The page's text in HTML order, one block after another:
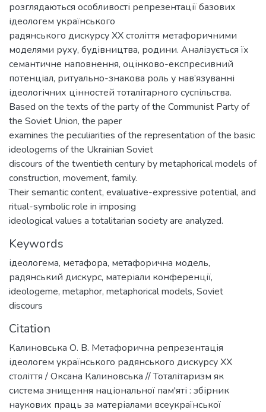
розглядаються особливості репрезентації базових
ідеологем українського
радянського дискурсу ХХ століття метафоричними
моделями руху, будівництва, родини. Аналізується їх
семантичне наповнення, оцінково-експресивний
потенціал, ритуально-знакова роль у нав’язуванні
ідеологічних цінностей тоталітарного суспільства.
Based on the texts of the party of the Communist Party of
the Soviet Union, the paper
examines the peculiarities of the representation of the basic
ideologems of the Ukrainian Soviet
discours of the twentieth century by metaphorical models of
construction, movement, family.
Their semantic content, evaluative-expressive potential, and
ritual-symbolic role in imposing
ideological values a totalitarian society are analyzed.
Keywords
ідеологема, метафора, метафорична модель,
радянський дискурс, матеріали конференції,
ideologeme, metaphor, metaphorical models, Soviet
discours
Citation
Калиновська О. В. Метафорична репрезентація
ідеологем українського радянського дискурсу ХХ
століття / Оксана Калиновська // Тоталітаризм як
система знищення національної пам'яті : збірник
наукових праць за матеріалами всеукраїнської